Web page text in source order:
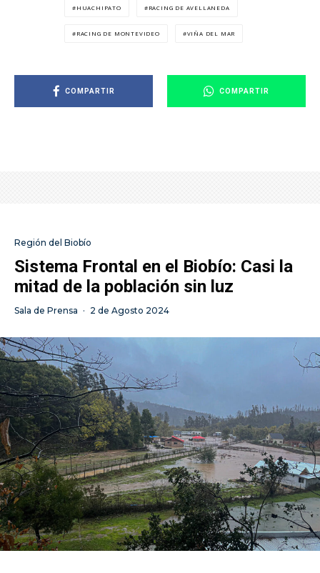
HUACHIPATO RACING DE AVELLANEDA
RACING DE MONTEVIDEO VIÑA DEL MAR
COMPARTIR COMPARTIR
Región del Biobío
Sistema Frontal en el Biobío: Casi la
mitad de la población sin luz
Sala de Prensa · 2 de Agosto 2024